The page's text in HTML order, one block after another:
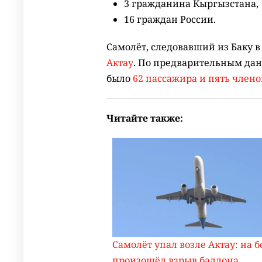
3 гражданина Кыргызстана,
16 граждан России.
Самолёт, следовавший из Баку
Актау. По предварительным
было 62 пассажира и пять
Читайте также:
Самолёт упал возле Актау: на